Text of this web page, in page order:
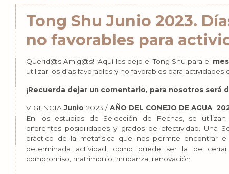
Tong Shu Junio 2023.
no favorables para
Querid@s Amig@s! ¡Aquí les dejo el Tong Shu para el
utilizar los días favorables y no favorables para actividades
¡Recuerda dejar un comentario, para nosotros será
VIGENCIAJunio 2023 / AÑO DEL CONEJO DE AGUA
En los estudios de Selección de Fechas, se
diferentes posibilidades y grados de efectividad. Una
práctico de la metafísica que nos permite encontrar
determinada actividad, como puede ser la de
compromiso, matrimonio, mudanza, renovación.